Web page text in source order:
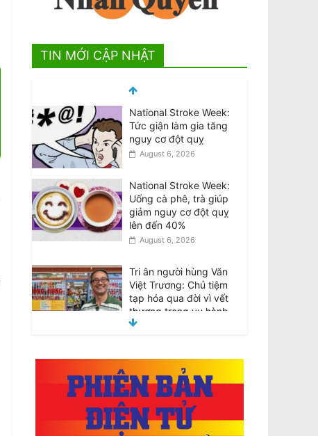
TIN MỚI CẬP NHẬT
National Stroke Week:
Tức giận làm gia tăng
nguy cơ đột quỵ
August 6, 2026
National Stroke Week:
Uống cà phê, trà giúp
giảm nguy cơ đột quỵ
lên đến 40%
August 6, 2026
Tri ân người hùng Văn
Việt Trương: Chủ tiệm
tạp hóa qua đời vì vết
thương trong vụ hành
hung của nhóm thiếu
Tributes for hero Van
Viet Truong: Grocery
shop owner dies from
injuries suffered in teen